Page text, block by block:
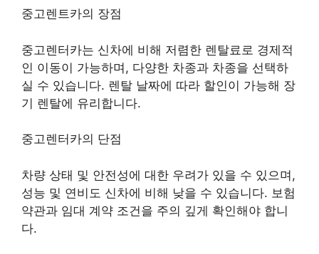
중고렌트카의 장점
중고렌터카는 신차에 비해 저렴한 렌탈료로 경제적
인 이동이 가능하며, 다양한 차종과 차종을 선택하
실 수 있습니다. 렌탈 날짜에 따라 할인이 가능해 장
기 렌탈에 유리합니다.
중고렌터카의 단점
차량 상태 및 안전성에 대한 우려가 있을 수 있으며,
성능 및 연비도 신차에 비해 낮을 수 있습니다. 보험
약관과 임대 계약 조건을 주의 깊게 확인해야 합니
다.